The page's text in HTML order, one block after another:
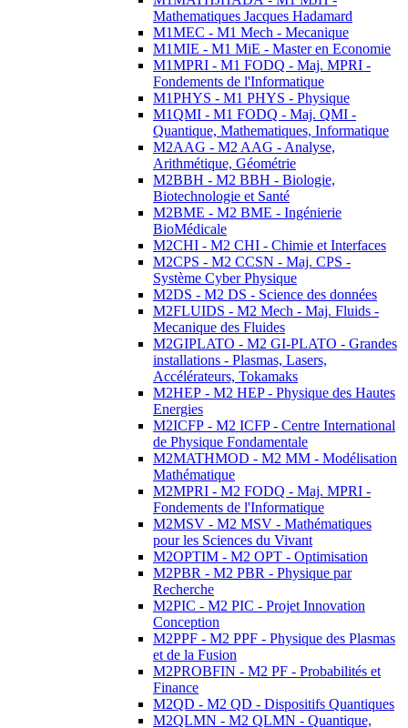
Mathematiques Jacques Hadamard
M1MEC - M1 Mech - Mecanique
M1MIE - M1 MiE - Master en Economie
M1MPRI - M1 FODQ - Maj. MPRI -
Fondements de l'Informatique
M1PHYS - M1 PHYS - Physique
M1QMI - M1 FODQ - Maj. QMI -
Quantique, Mathematiques, Informatique
M2AAG - M2 AAG - Analyse,
Arithmétique, Géométrie
M2BBH - M2 BBH - Biologie,
Biotechnologie et Santé
M2BME - M2 BME - Ingénierie
BioMédicale
M2CHI - M2 CHI - Chimie et Interfaces
M2CPS - M2 CCSN - Maj. CPS -
Système Cyber Physique
M2DS - M2 DS - Science des données
M2FLUIDS - M2 Mech - Maj. Fluids -
Mecanique des Fluides
M2GIPLATO - M2 GI-PLATO - Grandes
installations - Plasmas, Lasers,
Accélérateurs, Tokamaks
M2HEP - M2 HEP - Physique des Hautes
Energies
M2ICFP - M2 ICFP - Centre International
de Physique Fondamentale
M2MATHMOD - M2 MM - Modélisation
Mathématique
M2MPRI - M2 FODQ - Maj. MPRI -
Fondements de l'Informatique
M2MSV - M2 MSV - Mathématiques
pour les Sciences du Vivant
M2OPTIM - M2 OPT - Optimisation
M2PBR - M2 PBR - Physique par
Recherche
M2PIC - M2 PIC - Projet Innovation
Conception
M2PPF - M2 PPF - Physique des Plasmas
et de la Fusion
M2PROBFIN - M2 PF - Probabilités et
Finance
M2QD - M2 QD - Dispositifs Quantiques
M2QLMN - M2 QLMN - Quantique,